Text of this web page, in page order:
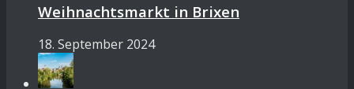
Weihnachtsmarkt in Brixen
18. September 2024